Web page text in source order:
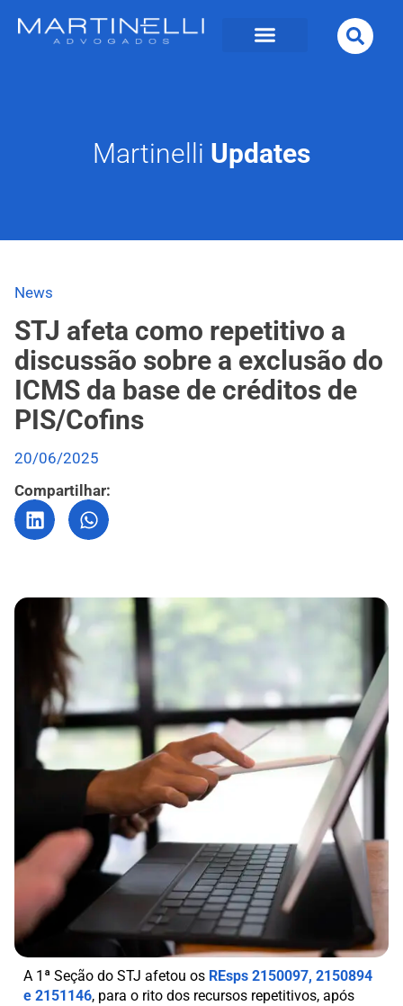
Martinelli Updates
News
STJ afeta como repetitivo a
discussão sobre a exclusão do
ICMS da base de créditos de
PIS/Cofins
20/06/2025
Compartilhar:
A 1ª Seção do STJ afetou os REsps 2150097, 2150894
e 2151146, para o rito dos recursos repetitivos, após